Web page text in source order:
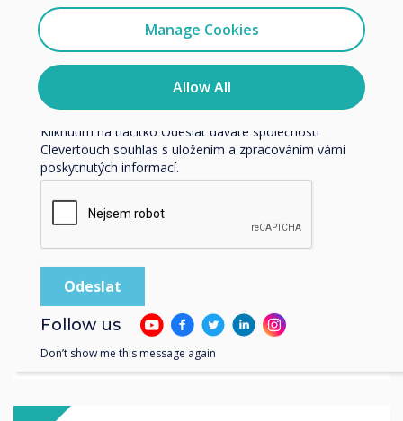
Salisburská lékařská
praxe
Manage Cookies
Allow All
Souhlasím se zasíláním zpráv od společnosti
Informace o tom, jak shromažďujeme a používáme vaše
osobní údaje, najdete v našich zásadách ochrany
osobních údajů.
Kliknutím na tlačítko Odeslat dáváte společnosti
Clevertouch souhlas s uložením a zpracováním vámi
poskytnutých informací.
Follow us
Don’t show me this message again